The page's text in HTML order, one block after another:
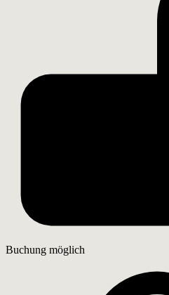
Buchung möglich